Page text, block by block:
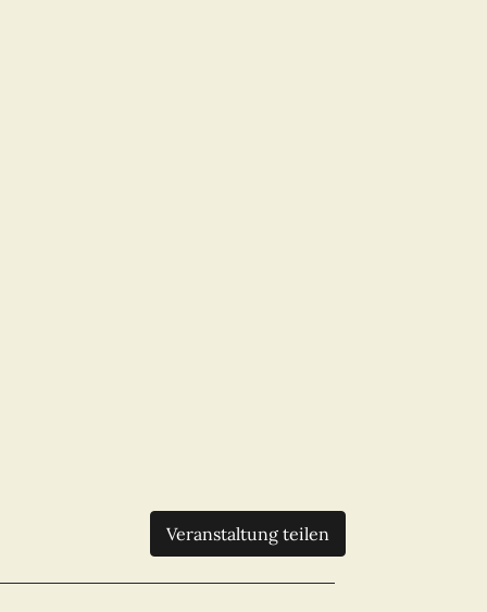
Veranstaltung teilen